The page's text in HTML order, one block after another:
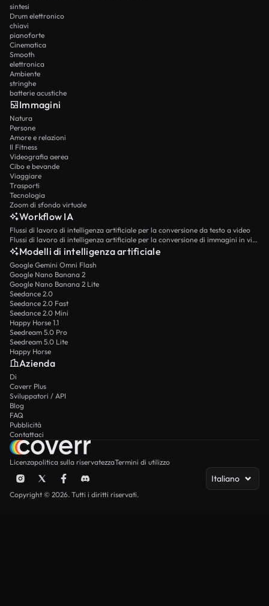
sintesi
Drum elettronico
chiavi
pianoforte
Cinematica
Smooth
elettronica
Ambiente
stringhe
batterie acustiche
Immagini
Natura
Persone
Amore e relazioni
Il Fitness
Videografia aerea
Cibo e bevande
Viaggiare
Trasporti
Tecnologia
Zoom di sfondo virtuale
Workflow IA
Flussi di lavoro di intelligenza artificiale per la conversione da testo a video
Flussi di lavoro di intelligenza artificiale per la conversione di immagini in video
Modelli di intelligenza artificiale
Google Gemini Omni Flash
Google Nano Banana 2
Google Nano Banana 2 Lite
Seedance 2.0
Seedance 2.0 Fast
Seedance 2.0 Mini
Happy Horse 1.1
Seedream 5.0 Pro
Seedream 5.0 Lite
Happy Horse
Azienda
Di
Coverr Plus
Sviluppatori / API
Blog
FAQ
Pubblicità
Contattaci
Licenzapolitica sulla riservatezzaTermini di utilizzo
Italiano
Copyright © 2026. Tutti i diritti riservati.